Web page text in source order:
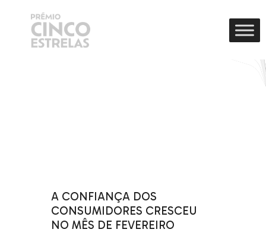
A CONFIANÇA DOS
CONSUMIDORES CRESCEU
NO MÊS DE FEVEREIRO